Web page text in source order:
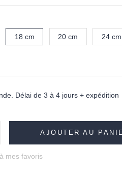
18 cm 20 cm 24 cm
Délai de 3 à 4 jours + expédition
AJOUTER AU
mes favoris